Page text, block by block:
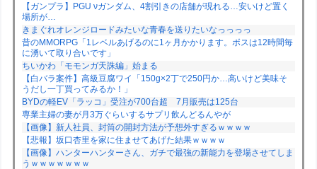
【ガンプラ】PGU νガンダム、4割引きの店舗が現れる…安いけど置く
場所が…
きまぐれオレンジロードみたいな青春を送りたいなっっっっ
昔のMMORPG「1レベルあげるのに1ヶ月かかります。ボスは12時間毎
に湧いて取り合いです」
ちいかわ「モモンガ天誅編」始まる
【白バラ案件】高級豆腐ワイ「150g×2丁で250円か…高いけど美味そ
うだし一丁買ってみるか！」
BYDの軽EV「ラッコ」受注が700台超 7月販売は125台
専業主婦の妻が月3万ぐらいするサプリ飲んどるんやが
【画像】新人社員、封筒の開封方法が予想外すぎるｗｗｗｗ
【悲報】坂口杏里を家に住ませてあげた結果ｗｗｗｗ
【画像】ハンターハンターさん、ガチで最強の新能力を登場させてしま
うｗｗｗｗｗｗｗ